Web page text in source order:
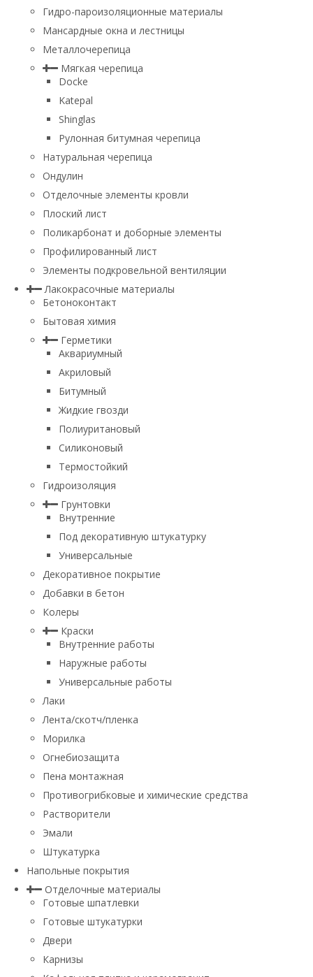
Гидро-пароизоляционные материалы
Мансардные окна и лестницы
Металлочерепица
Мягкая черепица
Docke
Katepal
Shinglas
Рулонная битумная черепица
Натуральная черепица
Ондулин
Отделочные элементы кровли
Плоский лист
Поликарбонат и доборные элементы
Профилированный лист
Элементы подкровельной вентиляции
Лакокрасочные материалы
Бетоноконтакт
Бытовая химия
Герметики
Аквариумный
Акриловый
Битумный
Жидкие гвозди
Полиуритановый
Силиконовый
Термостойкий
Гидроизоляция
Грунтовки
Внутренние
Под декоративную штукатурку
Универсальные
Декоративное покрытие
Добавки в бетон
Колеры
Краски
Внутренние работы
Наружные работы
Универсальные работы
Лаки
Лента/скотч/пленка
Морилка
Огнебиозащита
Пена монтажная
Противогрибковые и химические средства
Растворители
Эмали
Штукатурка
Напольные покрытия
Отделочные материалы
Готовые шпатлевки
Готовые штукатурки
Двери
Карнизы